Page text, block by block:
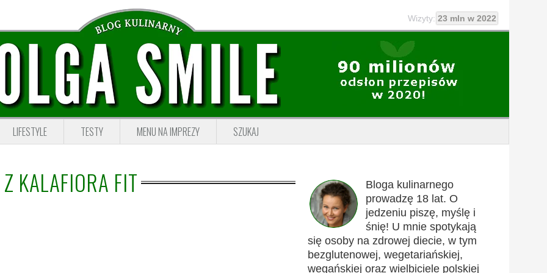
Wizyty: 23 mln w 2022
LIFESTYLE TESTY MENU NA IMPREZY SZUKAJ
KALAFIORA FIT
Bloga kulinarnego
prowadzę 18 lat. O
jedzeniu piszę, myślę i
śnię! U mnie spotykają
się osoby na zdrowej diecie, w tym
bezglutenowej, wegetariańskiej,
wegańskiej oraz wielbiciele polskiej